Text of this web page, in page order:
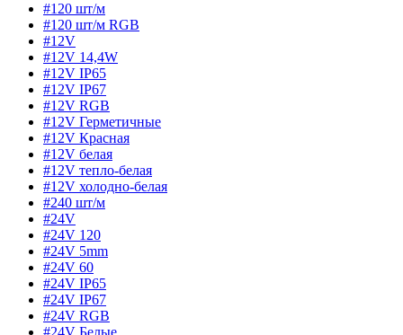
#120 шт/м
#120 шт/м RGB
#12V
#12V 14,4W
#12V IP65
#12V IP67
#12V RGB
#12V Герметичные
#12V Красная
#12V белая
#12V тепло-белая
#12V холодно-белая
#240 шт/м
#24V
#24V 120
#24V 5mm
#24V 60
#24V IP65
#24V IP67
#24V RGB